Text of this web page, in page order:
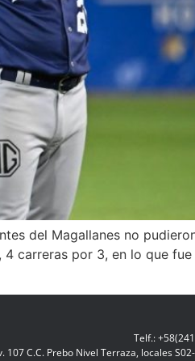
del Magallanes no
carreras por 3, en lo que
Telf.:
107 C.C. Prebo Nivel Terraza, locales